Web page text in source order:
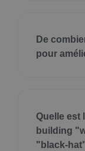
De
pour
Quelle est
building
"black-